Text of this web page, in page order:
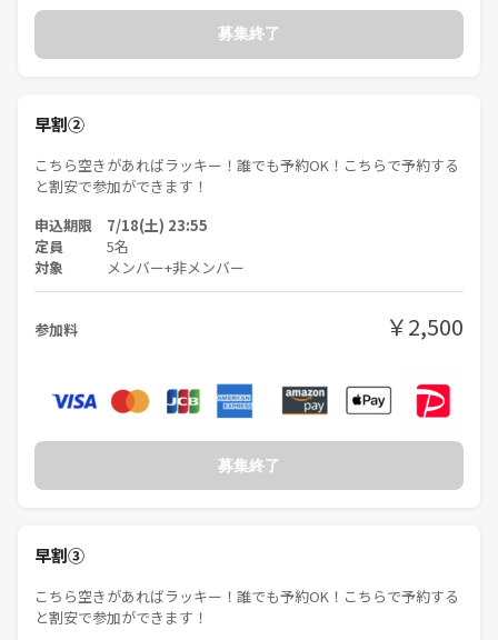
・勧誘・引き抜き・営業・しつこいナンパNG
■参加方法
募集終了
早割②
こちら空きがあればラッキー！誰でも予約OK！こちらで予約する
と割安で参加ができます！
申込期限 7/18(土) 23:55
定員 5名
対象 メンバー+非メンバー
参加料 ￥2,500
募集終了
早割③
こちら空きがあればラッキー！誰でも予約OK！こちらで予約する
と割安で参加ができます！